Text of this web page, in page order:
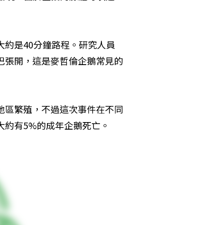
是40分鐘路程。研究人員
開，這是麥哲倫企鵝常見的
繁殖，不過這次事件在不同
有5%的成年企鵝死亡。